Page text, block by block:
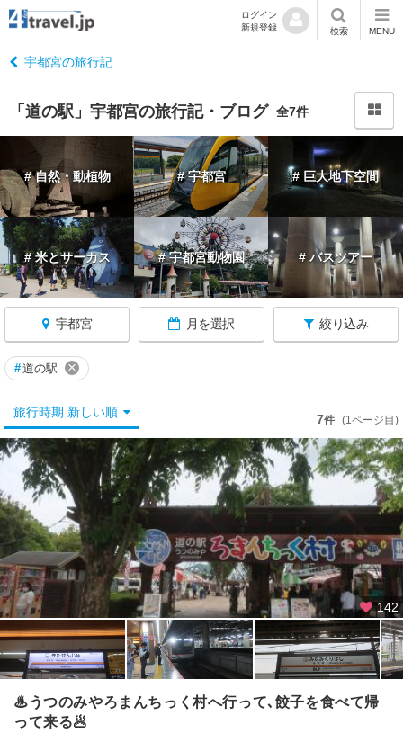
ログイン
新規登録
検索 MENU
宇都宮の旅行記
「道の駅」宇都宮の旅行記・ブログ 全7件
# 自然・動植物 # 宇都宮 # 巨大地下空間
# 米とサーカス # 宇都宮動物園 # バスツアー
宇都宮 月を選択 絞り込み
木
へ
戻
る
栃
木
べ
て
宇
都
宮
那
須
・
塩
原
日
光
鬼
怒
・
川
#道の駅 ×
旅行時期 新しい順 7件 (1ページ目)
142
♨うつのみやろまんちっく村へ行って､餃子を食べて帰
って来る🥟